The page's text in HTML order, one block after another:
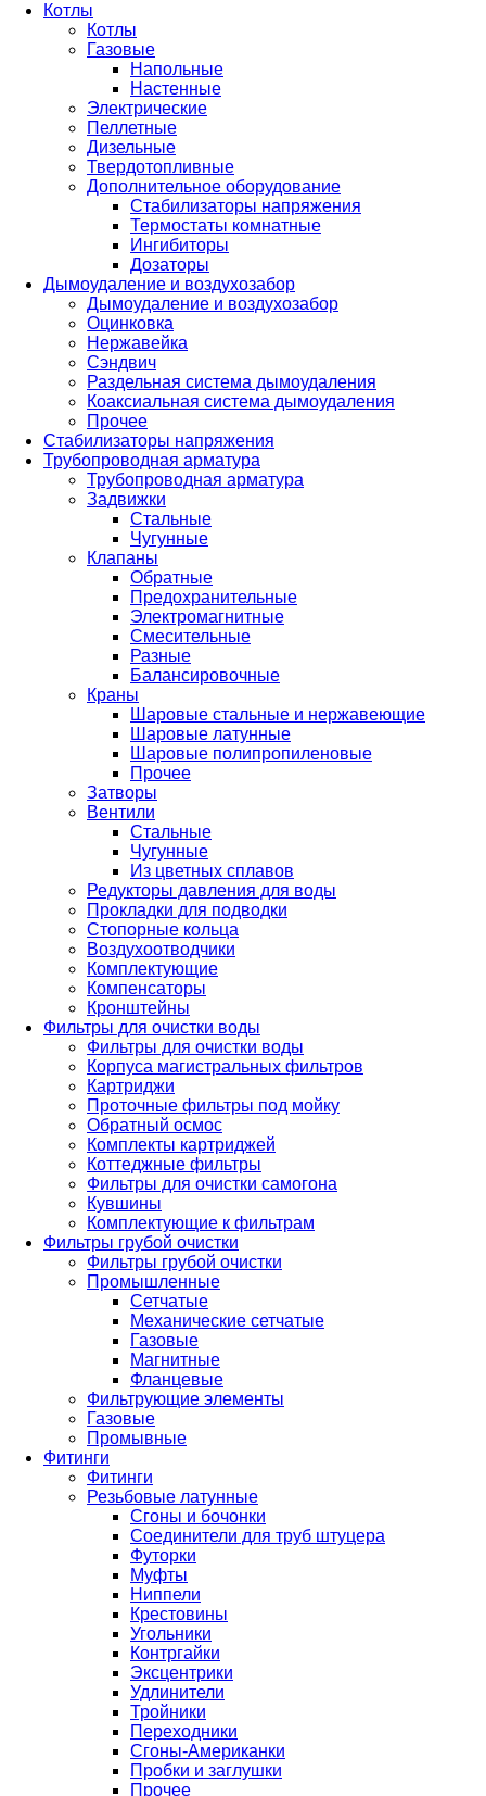
Котлы
Котлы
Газовые
Напольные
Настенные
Электрические
Пеллетные
Дизельные
Твердотопливные
Дополнительное оборудование
Стабилизаторы напряжения
Термостаты комнатные
Ингибиторы
Дозаторы
Дымоудаление и воздухозабор
Дымоудаление и воздухозабор
Оцинковка
Нержавейка
Сэндвич
Раздельная система дымоудаления
Коаксиальная система дымоудаления
Прочее
Стабилизаторы напряжения
Трубопроводная арматура
Трубопроводная арматура
Задвижки
Стальные
Чугунные
Клапаны
Обратные
Предохранительные
Электромагнитные
Смесительные
Разные
Балансировочные
Краны
Шаровые стальные и нержавеющие
Шаровые латунные
Шаровые полипропиленовые
Прочее
Затворы
Вентили
Стальные
Чугунные
Из цветных сплавов
Редукторы давления для воды
Прокладки для подводки
Стопорные кольца
Воздухоотводчики
Комплектующие
Компенсаторы
Кронштейны
Фильтры для очистки воды
Фильтры для очистки воды
Корпуса магистральных фильтров
Картриджи
Проточные фильтры под мойку
Обратный осмос
Комплекты картриджей
Коттеджные фильтры
Фильтры для очистки самогона
Кувшины
Комплектующие к фильтрам
Фильтры грубой очистки
Фильтры грубой очистки
Промышленные
Сетчатые
Механические сетчатые
Газовые
Магнитные
Фланцевые
Фильтрующие элементы
Газовые
Промывные
Фитинги
Фитинги
Резьбовые латунные
Сгоны и бочонки
Соединители для труб штуцера
Футорки
Муфты
Ниппели
Крестовины
Угольники
Контргайки
Эксцентрики
Удлинители
Тройники
Переходники
Сгоны-Американки
Пробки и заглушки
Прочее